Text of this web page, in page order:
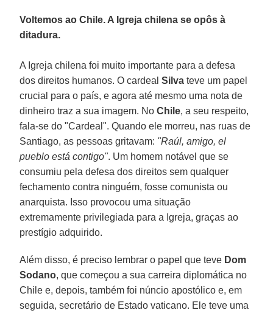
Voltemos ao Chile. A Igreja chilena se opôs à
ditadura.
A Igreja chilena foi muito importante para a defesa
dos direitos humanos. O cardealSilva teve um papel
crucial para o país, e agora até mesmo uma nota de
dinheiro traz a sua imagem. NoChile, a seu respeito,
fala-se do "Cardeal". Quando ele morreu, nas ruas de
Santiago, as pessoas gritavam: "Raúl, amigo, el
pueblo está contigo". Um homem notável que se
consumiu pela defesa dos direitos sem qualquer
fechamento contra ninguém, fosse comunista ou
anarquista. Isso provocou uma situação
extremamente privilegiada para a Igreja, graças ao
prestígio adquirido.
Além disso, é preciso lembrar o papel que teve Dom
Sodano, que começou a sua carreira diplomática no
Chile e, depois, também foi núncio apostólico e, em
seguida, secretário de Estado vaticano. Ele teve uma